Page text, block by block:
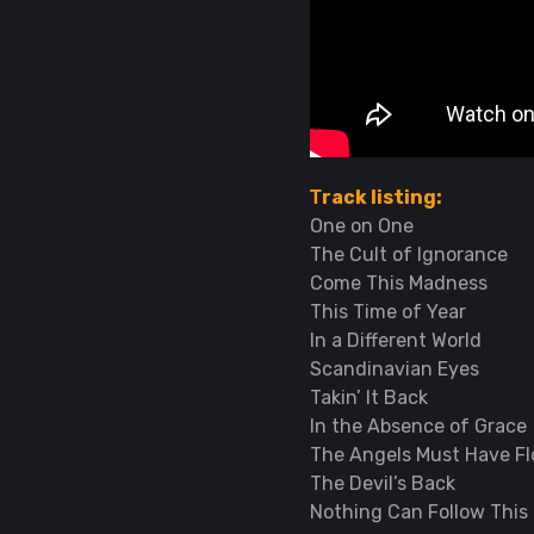
Τrack listing:
One on One
The Cult of Ignorance
Come This Madness
This Time of Year
In a Different World
Scandinavian Eyes
Takin’ It Back
In the Absence of Grace
The Angels Must Have
The Devil’s Back
Nothing Can Follow This